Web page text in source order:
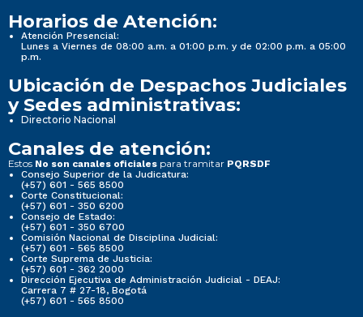
Horarios de Atención:
Atención Presencial:
Lunes a Viernes de 08:00 a.m. a 01:00 p.m. y de 02:00 p.m. a 05:00
p.m.
Ubicación de Despachos Judiciales
y Sedes administrativas:
Directorio Nacional
Canales de atención:
Estos No son canales oficiales para tramitar PQRSDF
Consejo Superior de la Judicatura:
(+57) 601 - 565 8500
Corte Constitucional:
(+57) 601 - 350 6200
Consejo de Estado:
(+57) 601 - 350 6700
Comisión Nacional de Disciplina Judicial:
(+57) 601 - 565 8500
Corte Suprema de Justicia:
(+57) 601 - 362 2000
Dirección Ejecutiva de Administración Judicial - DEAJ:
Carrera 7 # 27-18, Bogotá
(+57) 601 - 565 8500